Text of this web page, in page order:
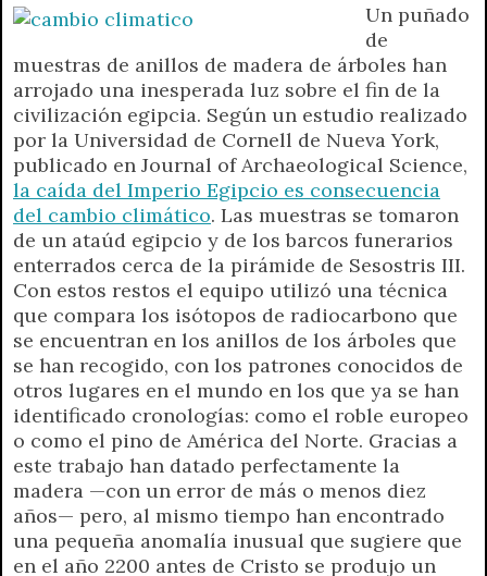
Un puñado
de
muestras de anillos de madera de árboles han
arrojado una inesperada luz sobre el fin de la
civilización egipcia. Según un estudio realizado
por la Universidad de Cornell de Nueva York,
publicado en Journal of Archaeological Science,
la caída del Imperio Egipcio es consecuencia
del cambio climático. Las muestras se tomaron
de un ataúd egipcio y de los barcos funerarios
enterrados cerca de la pirámide de Sesostris III.
Con estos restos el equipo utilizó una técnica
que compara los isótopos de radiocarbono que
se encuentran en los anillos de los árboles que
se han recogido, con los patrones conocidos de
otros lugares en el mundo en los que ya se han
identificado cronologías: como el roble europeo
o como el pino de América del Norte. Gracias a
este trabajo han datado perfectamente la
madera —con un error de más o menos diez
años— pero, al mismo tiempo han encontrado
una pequeña anomalía inusual que sugiere que
en el año 2200 antes de Cristo se produjo un